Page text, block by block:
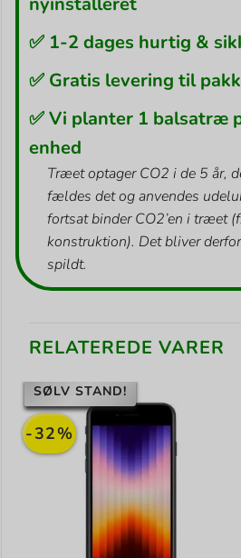
✅ 1-2 dages hurtig &
✅ Gratis levering til
✅ Vi planter 1 balsatræ
enhed
Træet optager CO2 i de 5 år,
fældes det og anvendes
fortsat binder CO2’en i træet
konstruktion). Det bliver
spildt.
RELATEREDE VARER
-32%
SØLV STAND!